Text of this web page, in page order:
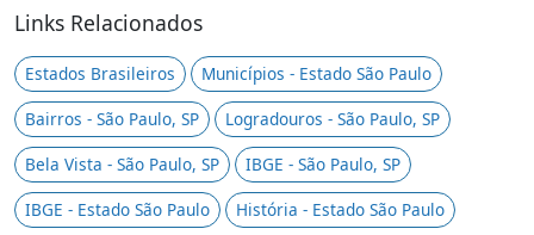
Links Relacionados
Estados Brasileiros
Municípios - Estado São Paulo
Bairros - São Paulo, SP
Logradouros - São Paulo, SP
Bela Vista - São Paulo, SP
IBGE - São Paulo, SP
IBGE - Estado São Paulo
História - Estado São Paulo